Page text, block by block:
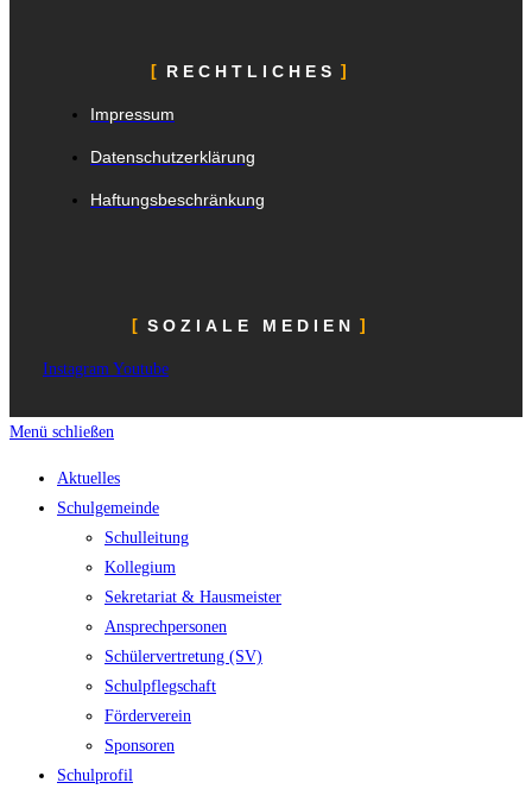
RECHTLICHES
Impressum
Datenschutzerklärung
Haftungsbeschränkung
SOZIALE MEDIEN
Instagram Youtube
Menü schließen
Aktuelles
Schulgemeinde
Schulleitung
Kollegium
Sekretariat & Hausmeister
Ansprechpersonen
Schülervertretung (SV)
Schulpflegschaft
Förderverein
Sponsoren
Schulprofil